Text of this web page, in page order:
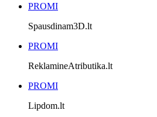
PROMI
Spausdinam3D.lt
PROMI
ReklamineAtributika.lt
PROMI
Lipdom.lt